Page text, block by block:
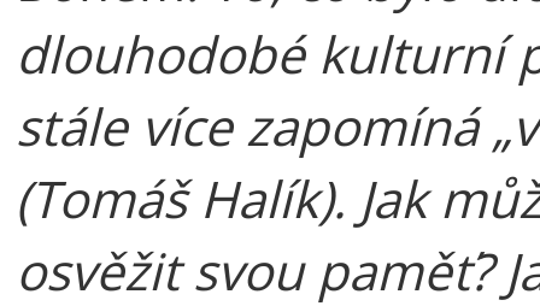
dlouhodobé kulturní
stále více zapomíná
(Tomáš Halík). Jak
osvěžit svou paměť?